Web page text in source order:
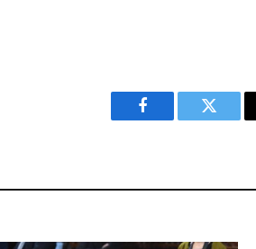
Facebook Twitter